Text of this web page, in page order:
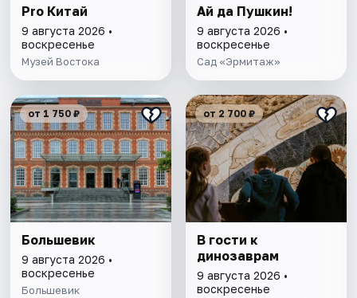
Pro Китай
9 августа 2026 •
воскресенье
Музей Востока
Ай да Пушкин!
9 августа 2026 •
воскресенье
Сад «Эрмитаж»
от 1 750 ₽
Большевик
9 августа 2026 •
воскресенье
Большевик
от 2 700 ₽
В гости к
динозаврам
9 августа 2026 •
воскресенье